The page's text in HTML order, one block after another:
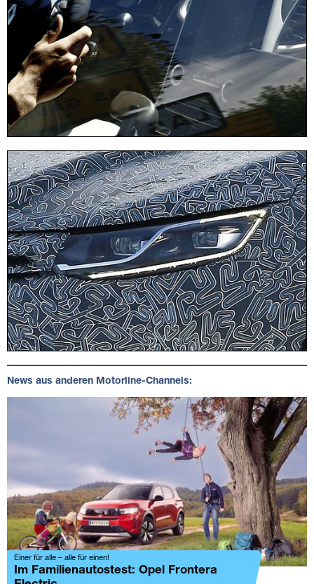
News aus anderen Motorline-Channels:
Einer für alle – alle für einen!
Im Familienautostest: Opel Frontera